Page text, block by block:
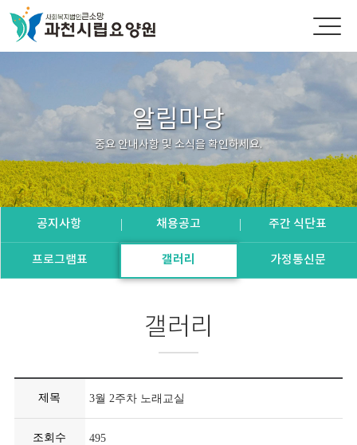
알림마당
중요 안내사항 및 소식을 확인하세요.
공지사항 채용공고 주간 식단표
프로그램표 갤러리 가정통신문
갤러리
제목 3월 2주차 노래교실
조회수 495